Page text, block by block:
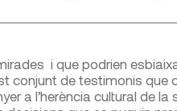
i que podrien
conjunt de testimonis que
a l’herència cultural de la